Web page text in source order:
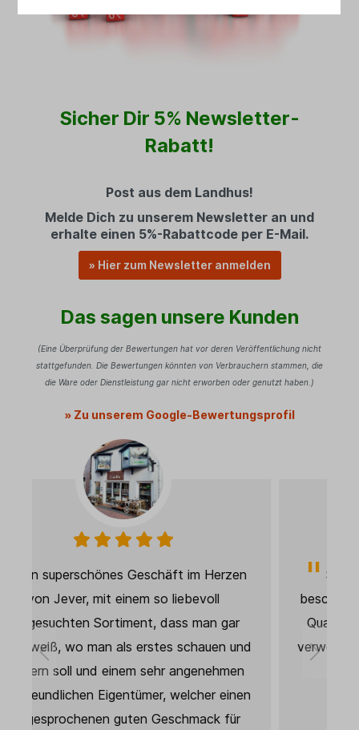
Sicher Dir 5% Newsletter-
Rabatt!
Post aus dem Landhus!
Melde Dich zu unserem Newsletter an und
erhalte einen 5%-Rabattcode per E-Mail.
» Hier zum Newsletter anmelden
Das sagen unsere Kunden
(Eine Überprüfung der Bewertungen hat vor deren Veröffentlichung nicht
stattgefunden. Die Bewertungen könnten von Verbrauchern stammen, die
die Ware oder Dienstleistung gar nicht erworben oder genutzt haben.)
» Zu unserem Google-Bewertungsprofil
Super schnelle Lieferung. Produkt wie
beschrieben und wie abgebildet. Sehr gute
Qualität, wird als Deko in meinem Studio
verwendet und sieht super aus. Die Qualität
ist spitze. Weiter so! 👍🏻
Janett